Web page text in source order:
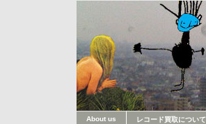
About us レコード買取について